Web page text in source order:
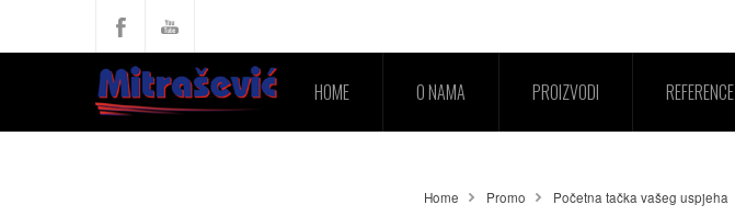
HOME O NAMA PROIZVODI REFERENCE
Home Promo Početna tačka vašeg uspjeha